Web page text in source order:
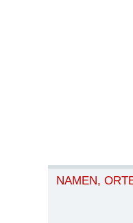
NAMEN,